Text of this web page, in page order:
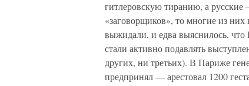
гитлеровскую тиранию, а
«заговорщиков», то многие из
выжидали, и едва выяснилось, что
стали активно подавлять
других, ни третьих). В Париже
предпринял — арестовал 1200